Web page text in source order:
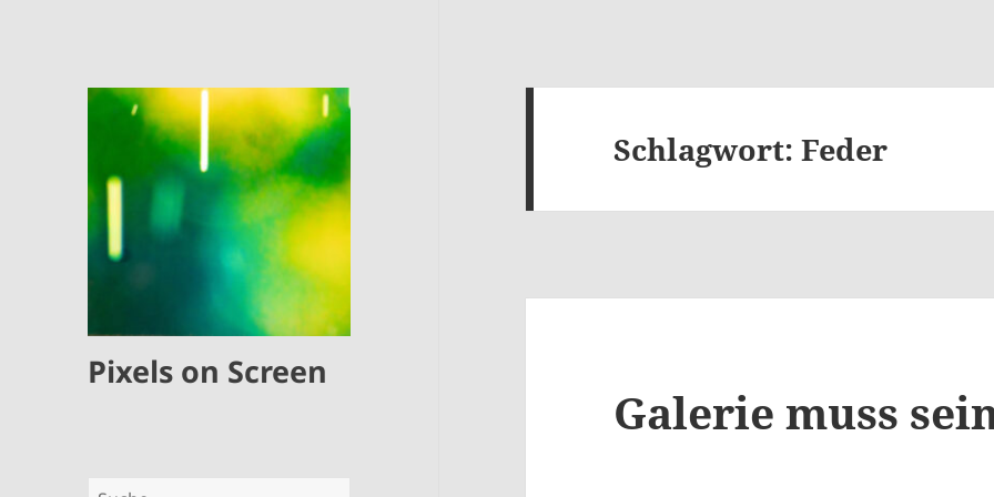
Pixels on Screen
Suche
Schlagwort:Feder
Galerie muss